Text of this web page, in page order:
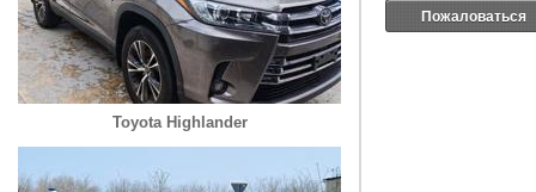
Toyota Highlander
Пожаловаться